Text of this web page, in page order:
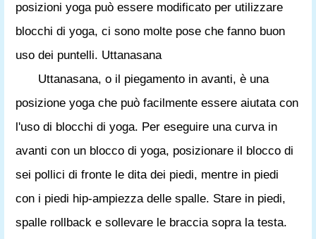
posizioni yoga può essere modificato per utilizzare
blocchi di yoga, ci sono molte pose che fanno buon
uso dei puntelli. Uttanasana
Uttanasana, o il piegamento in avanti, è una
posizione yoga che può facilmente essere aiutata con
l'uso di blocchi di yoga. Per eseguire una curva in
avanti con un blocco di yoga, posizionare il blocco di
sei pollici di fronte le dita dei piedi, mentre in piedi
con i piedi hip-ampiezza delle spalle. Stare in piedi,
spalle rollback e sollevare le braccia sopra la testa.